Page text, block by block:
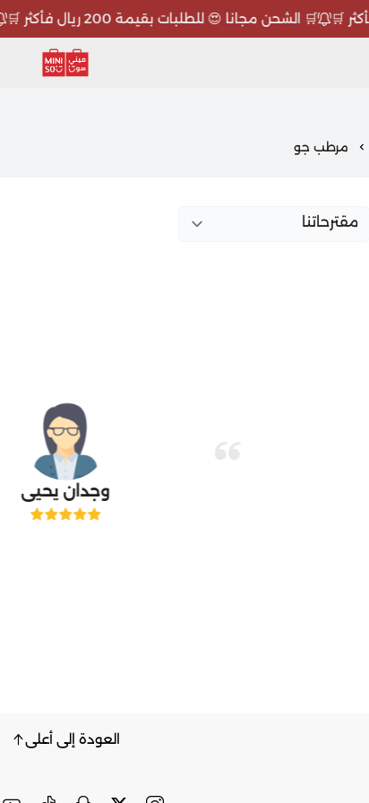
🛒 الشحن مجانا 😍 للطلبات بقيمة 200 ريال فأكثر 🛒
ميني سو MINISO
مرطب جو
وجدان يحيى
العودة إلى أعلى